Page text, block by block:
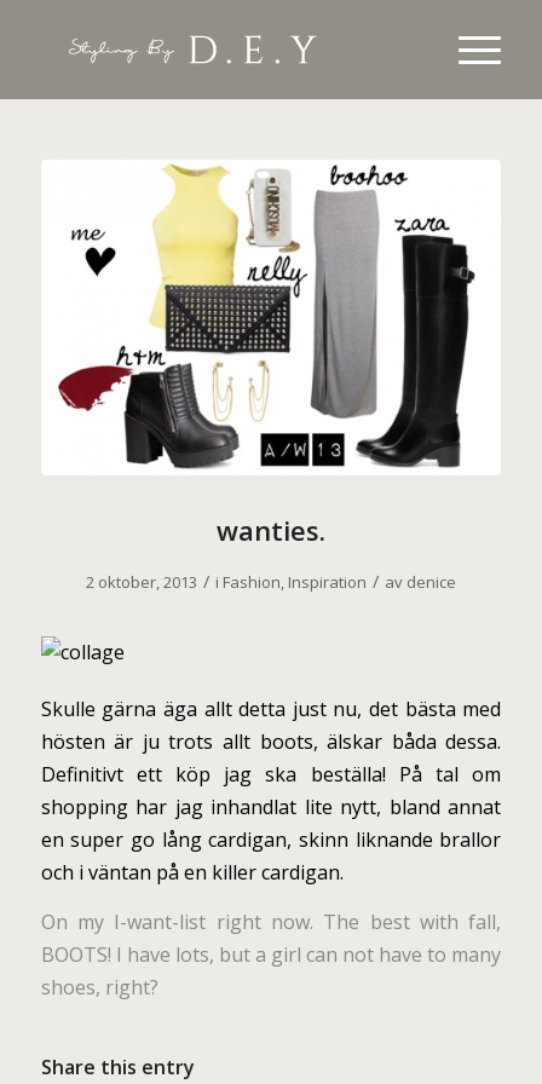
wanties.
2 oktober, 2013 / i Fashion, Inspiration / av denice
Skulle gärna äga allt detta just nu, det bästa med
hösten är ju trots allt boots, älskar båda dessa.
Definitivt ett köp jag ska beställa! På tal om
shopping har jag inhandlat lite nytt, bland annat
en super go lång cardigan, skinn liknande brallor
och i väntan på en killer cardigan.
On my I-want-list right now. The best with fall,
BOOTS! I have lots, but a girl can not have to many
shoes, right?
Share this entry